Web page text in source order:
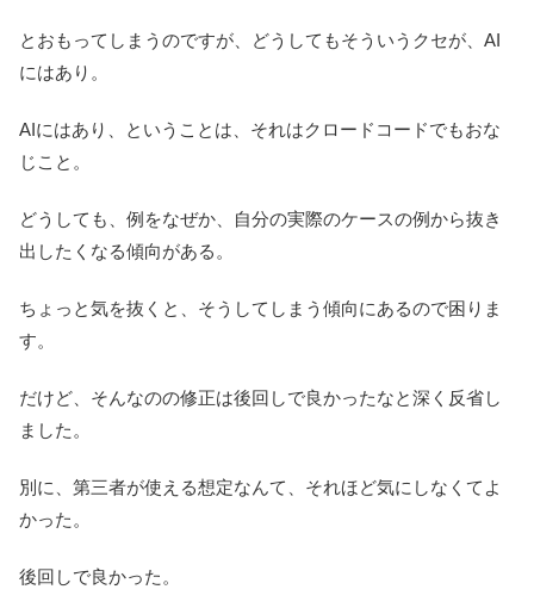
とおもってしまうのですが、どうしてもそういうクセが、AI
にはあり。
AIにはあり、ということは、それはクロードコードでもおな
じこと。
どうしても、例をなぜか、自分の実際のケースの例から抜き
出したくなる傾向がある。
ちょっと気を抜くと、そうしてしまう傾向にあるので困りま
す。
だけど、そんなのの修正は後回しで良かったなと深く反省し
ました。
別に、第三者が使える想定なんて、それほど気にしなくてよ
かった。
後回しで良かった。